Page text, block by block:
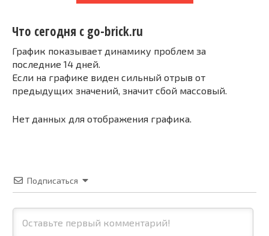
Что сегодня с go-brick.ru
График показывает динамику проблем за
последние 14 дней.
Если на графике виден сильный отрыв от
предыдущих значений, значит сбой массовый.
Нет данных для отображения графика.
Подписаться